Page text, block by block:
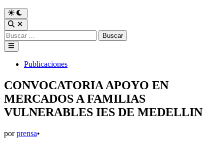
Publicaciones
CONVOCATORIA APOYO EN
MERCADOS A FAMILIAS
VULNERABLES IES DE MEDELLIN
porprensa•